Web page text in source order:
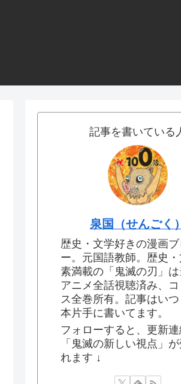
記事を書いている
泉国（せんごく）
歴史・文学好きの漫画
ー。元国語教師。歴史
素満載の「鬼滅の刃」は
アニメ全話視聴済み、コ
ス全巻所有。記事はい
本片手に書いてます。
フォローすると、更新連
「鬼滅の新しい視点」
れます ↓